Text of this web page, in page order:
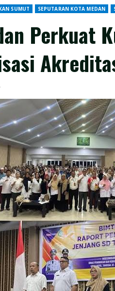
SUMUT SEPUTARAN KOTA MEDAN
Perkuat